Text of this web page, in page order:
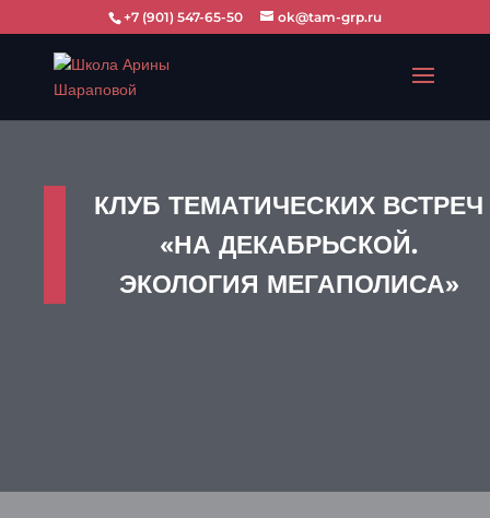
+7 (901) 547-65-50 ok@tam-grp.ru
КЛУБ ТЕМАТИЧЕСКИХ ВСТРЕЧ
«НА ДЕКАБРЬСКОЙ.
ЭКОЛОГИЯ МЕГАПОЛИСА»